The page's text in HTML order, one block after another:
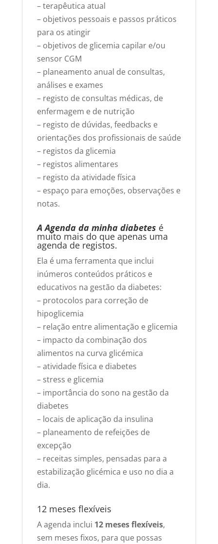
– terapêutica atual
– objetivos pessoais e passos práticos
para os atingir
– objetivos de glicemia capilar e/ou
sensor CGM
– planeamento anual de consultas,
análises e exames
– registo de consultas médicas, de
enfermagem e de nutrição
– registo de dúvidas, feedbacks e
orientações dos profissionais de saúde
– registos da glicemia
– registos alimentares
– registo da atividade física
– espaço para emoções, observações e
notas.
A Agenda da minha diabetes é
muito mais do que apenas uma
agenda de registos.
Ela é uma ferramenta que inclui
inúmeros conteúdos práticos e
educativos na gestão da diabetes:
– protocolos para correção de
hipoglicemia
– relação entre alimentação e glicemia
– impacto da combinação dos
alimentos na curva glicémica
– atividade física e diabetes
– stress e glicemia
– importância do sono na gestão da
diabetes
– locais de aplicação da insulina
– planeamento de refeições de
excepção
– receitas simples, pensadas para a
estabilização glicémica e uso no dia a
dia.
12 meses flexíveis
A agenda inclui 12 meses flexíveis,
sem meses fixos, para que possas